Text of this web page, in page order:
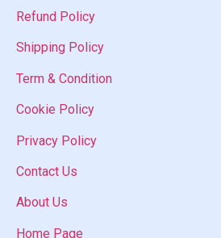
Refund Policy
Shipping Policy
Term & Condition
Cookie Policy
Privacy Policy
Contact Us
About Us
Home Page